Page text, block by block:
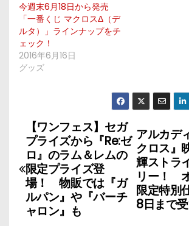
今週末6月18日から発売
「一番くじ マクロスΔ（デ
ルタ）」ラインナップをチ
ェック！
2016年6月16日
グッズ
投
稿
ナ
ビ
アルカデ
クロス』
輝ストラ
リー！
限定特別
8日まで
【ワンフェス】セガ
プライズから『Re:ゼ
ロ』のラム＆レムの
限定プライズ登
場！ 物販では『ガ
ルパン』や『バーチ
ャロン』も